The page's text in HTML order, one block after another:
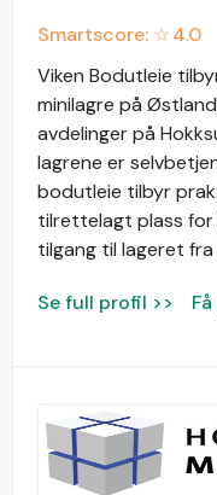
Smartscore: ☆4.0
Viken Bodutleie
minilagre på
avdelinger på
lagrene er
bodutleie tilbyr
tilrettelagt plass for
tilgang til lageret
Se full profil >>